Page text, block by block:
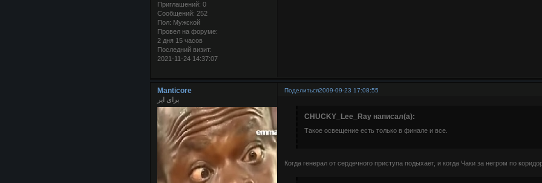
Приглашений: 0
Сообщений: 252
Пол: Мужской
Провел на форуме:
2 дня 15 часов
Последний визит:
2021-11-24 14:37:07
Поделиться2009-09-23 17:08:55
Manticore
برای ایر
CHUCKY_Lee_Ray написал(а):
Такое освещение есть только в финале и все.
Когда генерал от сердечного приступа подыхает, и когда Чаки за негром по